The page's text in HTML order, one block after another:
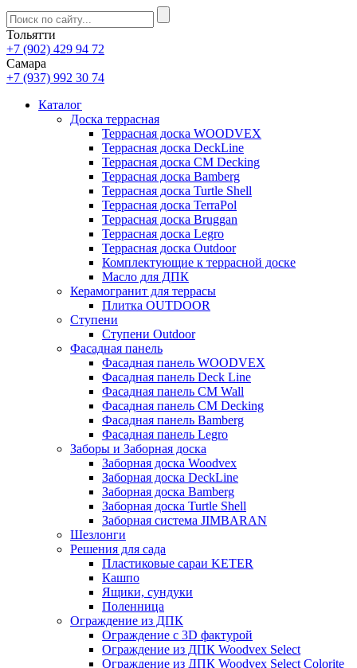
Тольятти
+7 (902) 429 94 72
Самара
+7 (937) 992 30 74
Каталог
Доска террасная
Террасная доска WOODVEX
Террасная доска DeckLine
Террасная доска CM Decking
Террасная доска Bamberg
Террасная доска Turtle Shell
Террасная доска TerraPol
Террасная доска Bruggan
Террасная доска Legro
Террасная доска Outdoor
Комплектующие к террасной доске
Масло для ДПК
Керамогранит для террасы
Плитка OUTDOOR
Ступени
Ступени Outdoor
Фасадная панель
Фасадная панель WOODVEX
Фасадная панель Deck Line
Фасадная панель CM Wall
Фасадная панель CM Decking
Фасадная панель Bamberg
Фасадная панель Legro
Заборы и Заборная доска
Заборная доска Woodvex
Заборная доска DeckLine
Заборная доска Bamberg
Заборная доска Turtle Shell
Заборная система JIMBARAN
Шезлонги
Решения для сада
Пластиковые сараи KETER
Кашпо
Ящики, сундуки
Поленница
Ограждение из ДПК
Ограждение с 3D фактурой
Ограждение из ДПК Woodvex Select
Ограждение из ДПК Woodvex Select Colorite